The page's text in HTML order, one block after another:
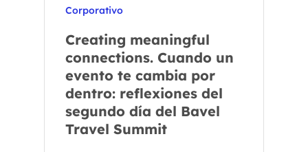
Corporativo
Creating meaningful
connections. Cuando un
evento te cambia por
dentro: reflexiones del
segundo día del Bavel
Travel Summit